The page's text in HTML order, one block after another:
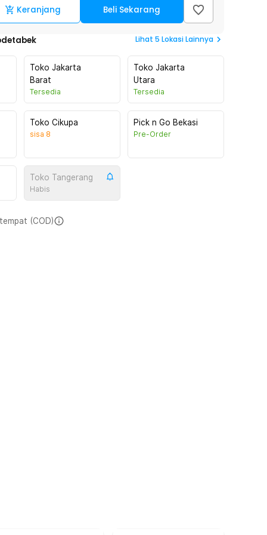
Keranjang Beli Sekarang
Lihat 5 Lokasi Lainnya
Toko Jakarta
Barat
Tersedia
Toko Jakarta
Utara
Tersedia
Toko Cikupa
sisa 8
Pick n Go Bekasi
Pre-Order
Toko Tangerang
Habis
(COD)